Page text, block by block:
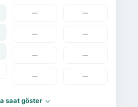
—
—
—
—
—
—
—
—
saat göster